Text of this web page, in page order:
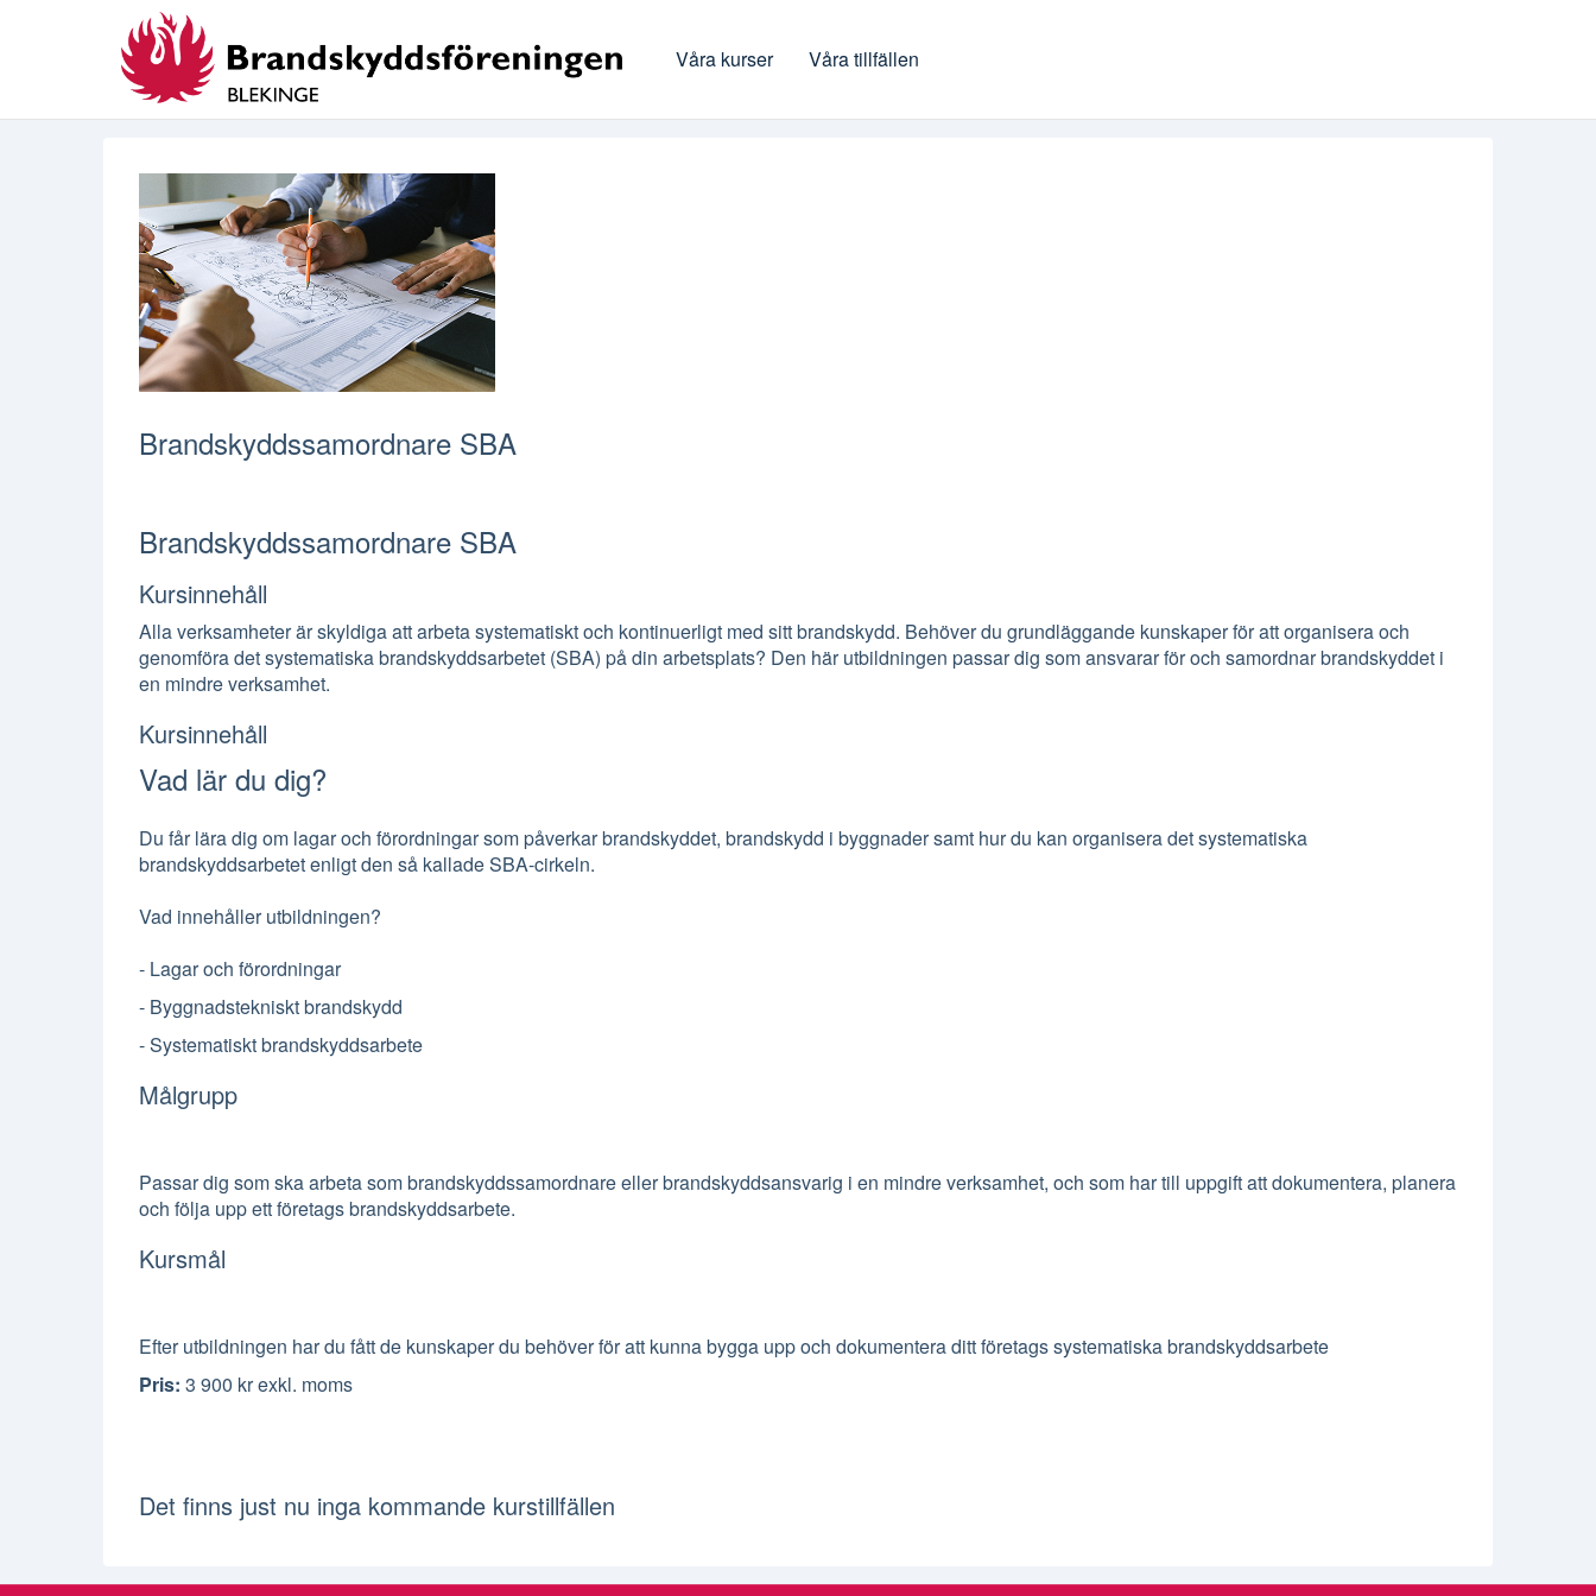
Våra kurser Våra tillfällen
Brandskyddssamordnare SBA
Brandskyddssamordnare SBA
Kursinnehåll
Alla verksamheter är skyldiga att arbeta systematiskt och kontinuerligt med sitt brandskydd. Behöver du grundläggande kunskaper för att organisera och
genomföra det systematiska brandskyddsarbetet (SBA) på din arbetsplats? Den här utbildningen passar dig som ansvarar för och samordnar brandskyddet i
en mindre verksamhet.
Kursinnehåll
Vad lär du dig?
Du får lära dig om lagar och förordningar som påverkar brandskyddet, brandskydd i byggnader samt hur du kan organisera det systematiska
brandskyddsarbetet enligt den så kallade SBA-cirkeln.
Vad innehåller utbildningen?
- Lagar och förordningar
- Byggnadstekniskt brandskydd
- Systematiskt brandskyddsarbete
Målgrupp
Passar dig som ska arbeta som brandskyddssamordnare eller brandskyddsansvarig i en mindre verksamhet, och som har till uppgift att dokumentera, planera
och följa upp ett företags brandskyddsarbete.
Kursmål
Efter utbildningen har du fått de kunskaper du behöver för att kunna bygga upp och dokumentera ditt företags systematiska brandskyddsarbete
Pris: 3 900 krexkl. moms
Det finns just nu inga kommande kurstillfällen